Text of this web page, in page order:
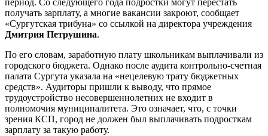
период. Со следующего года подростки могут перестать
получать зарплату, а многие вакансии закроют, сообщает
«Сургутская трибуна» со ссылкой на директора учреждения
Дмитрия Петрушина.
По его словам, заработную плату школьникам выплачивали из
городского бюджета. Однако после аудита контрольно-счетная
палата Сургута указала на «нецелевую трату бюджетных
средств». Аудиторы пришли к выводу, что прямое
трудоустройство несовершеннолетних не входит в
полномочия муниципалитета. Это означает, что, с точки
зрения КСП, город не должен был выплачивать подросткам
зарплату за такую работу.